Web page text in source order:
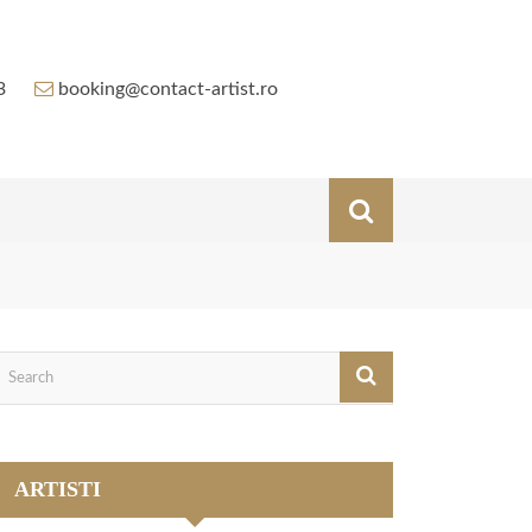
booking@contact-artist.ro
ARTISTI